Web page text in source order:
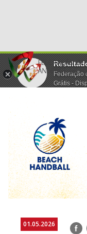
Federação
Grátis -
01.05.2026